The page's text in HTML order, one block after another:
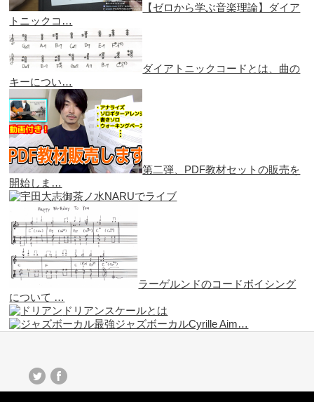
【ゼロから学ぶ音楽理論】ダイア
トニックコ…
ダイアトニックコードとは、曲の
キーについ…
第二弾、PDF教材セットの販売を
開始しま…
御茶ノ水NARUでライブ
ラーゲルンドのコードボイシング
について …
ドリアンスケールとは
最強ジャズボーカルCyrille Aim…